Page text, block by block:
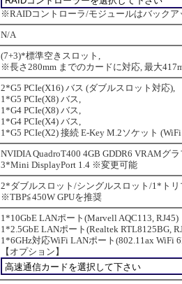
※RAIDコントローラ/モジュールはバック
N/A
(7+3)*標準空きスロット,
※長さ280mm までのカードに対応, 最大
2*G5 PCIe(X16) バス (ダブルスロット対応),
1*G5 PCIe(X8) バス,
1*G4 PCIe(X8) バス,
1*G4 PCIe(X4) バス,
1*G5 PCIe(X2) 接続 E-Key M.2ソケット
NVIDIA QuadroT400 4GB GDDR6 VRAMグ
3*Mini DisplayPort 1.4 ※変更可能
2*ダブルスロット/シングルスロット/1*トリ
※TBP≦450W GPUを推奨
1*10GbE LANポート(Marvell AQC113, RJ45)
1*2.5GbE LANポート(Realtek RTL8125BG,
1*6GHz対応WiFi LANポート(802.11ax WiFi
【オプション】